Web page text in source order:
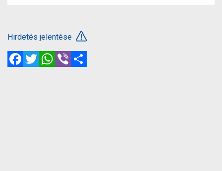
Hirdetés jelentése
FacebookTwitterWhatsApp
Viber